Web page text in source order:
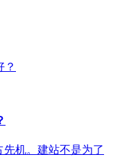
机。建站不是为了